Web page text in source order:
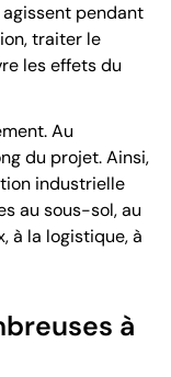
pendant
traiter le
les effets du
Au
du projet. Ainsi,
industrielle
au sous-sol, au
à la logistique, à
à